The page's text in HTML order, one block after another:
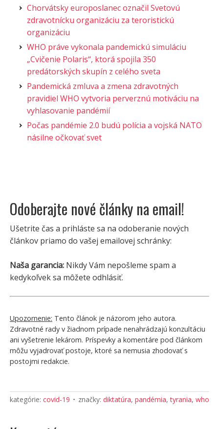
Chorvátsky europoslanec označil Svetovú
zdravotnícku organizáciu za teroristickú
organizáciu
WHO práve vykonala pandemickú simuláciu
„Cvičenie Polaris“, ktorá spojila 350
predátorských skupín z celého sveta
Pandemická zmluva a zmena zdravotných
pravidiel WHO vytvoria perverznú motiváciu na
vyhlasovanie pandémií
Počas pandémie 2.0 budú polícia a vojská NATO
násilne očkovať svet
Odoberajte nové články na email!
Ušetrite čas a prihláste sa na odoberanie nových
článkov priamo do vašej emailovej schránky:
Naša garancia: Nikdy Vám nepošleme spam a
kedykoľvek sa môžete odhlásiť.
Upozornenie: Tento článok je názorom jeho autora.
Zdravotné rady v žiadnom prípade nenahrádzajú konzultáciu
ani vyšetrenie lekárom. Príspevky a komentáre pod článkom
môžu vyjadrovať postoje, ktoré sa nemusia zhodovať s
postojmi redakcie.
kategórie: covid-19 značky: diktatúra, pandémia,tyrania, who